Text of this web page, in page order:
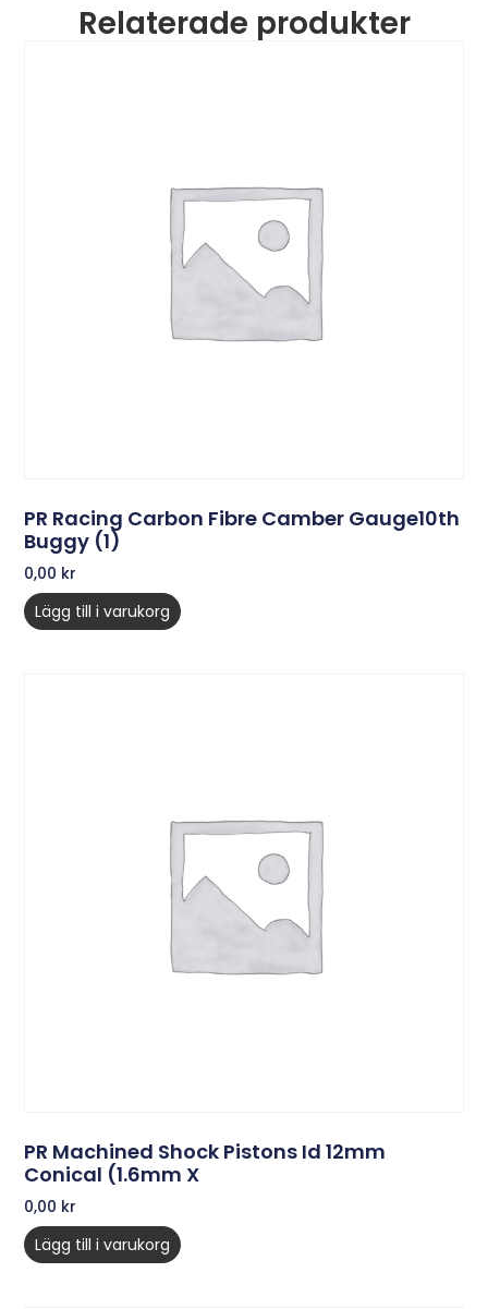
Relaterade produkter
PR Racing Carbon Fibre Camber Gauge10th
Buggy (1)
0,00 kr
Lägg till i varukorg
PR Machined Shock Pistons Id 12mm
Conical (1.6mm X
0,00 kr
Lägg till i varukorg